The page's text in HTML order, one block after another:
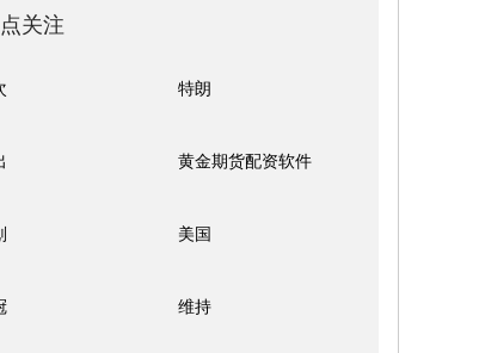
关注
特朗
黄金期货配资软件
美国
维持